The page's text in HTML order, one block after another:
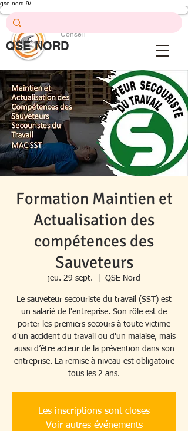
qse.nord.9/
QSE Nord
Conseil
QSE NORD
Formation Maintien et
Actualisation des
compétences des
Sauveteurs
jeu. 29 sept. QSE Nord
Le sauveteur secouriste du travail (SST) est
un salarié de l'entreprise. Son rôle est de
porter les premiers secours à toute victime
d'un accident du travail ou d'un malaise, mais
aussi d’être acteur de la prévention dans son
entreprise. La remise à niveau est obligatoire
tous les 2 ans.
Les inscriptions sont closes
Voir autres événements